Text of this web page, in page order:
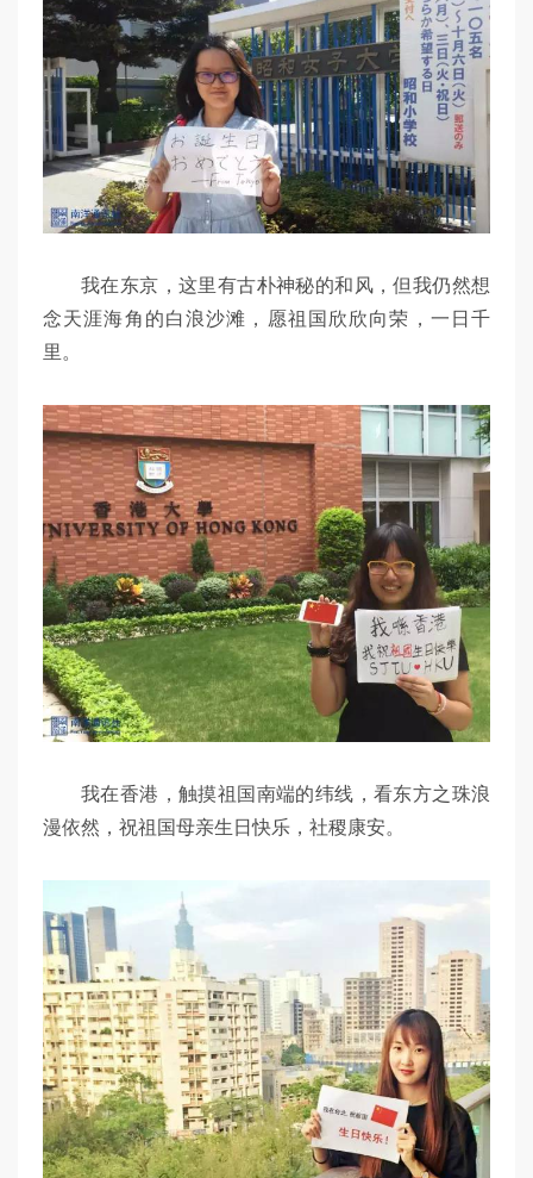
我在东京，这里有古朴神秘的和风，但我仍然想
念天涯海角的白浪沙滩，愿祖国欣欣向荣，一日千
里。
我在香港，触摸祖国南端的纬线，看东方之珠浪
漫依然，祝祖国母亲生日快乐，社稷康安。